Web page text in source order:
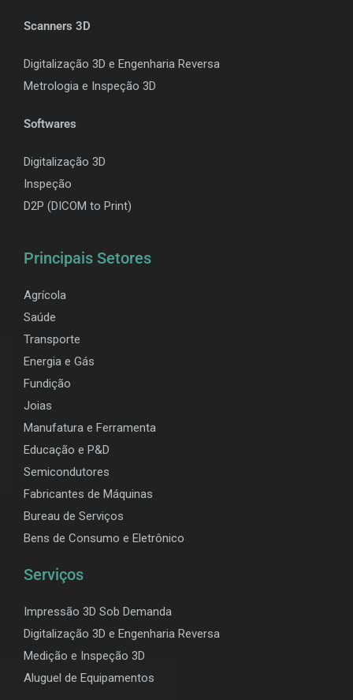
Scanners 3D
Digitalização 3D e Engenharia Reversa
Metrologia e Inspeção 3D
Softwares
Digitalização 3D
Inspeção
D2P (DICOM to Print)
Principais Setores
Agrícola
Saúde
Transporte
Energia e Gás
Fundição
Joias
Manufatura e Ferramenta
Educação e P&D
Semicondutores
Fabricantes de Máquinas
Bureau de Serviços
Bens de Consumo e Eletrônico
Serviços
Impressão 3D Sob Demanda
Digitalização 3D e Engenharia Reversa
Medição e Inspeção 3D
Aluguel de Equipamentos